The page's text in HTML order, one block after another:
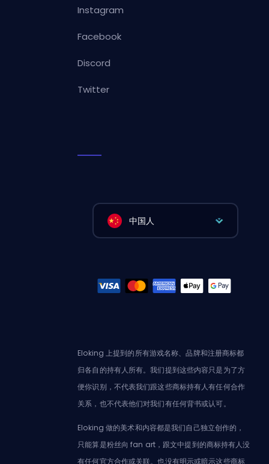
Instagram
Facebook
Discord
Twitter
中国人
Eloking 上提到的所有游戏名称、品牌和注册商标都
归各自的持有人所有。我们提到这些内容只是为了方
便你识别，不代表我们跟这些商标持有人有任何合作
关系，也不代表他们对我们有任何背书或认可。
Eloking 做的美术和内容都是我们自己独立创作的，
只能算是粉丝向 fan art，跟文中提到的商标持有人没
有任何官方合作或关联。也没有明示或暗示这些商标